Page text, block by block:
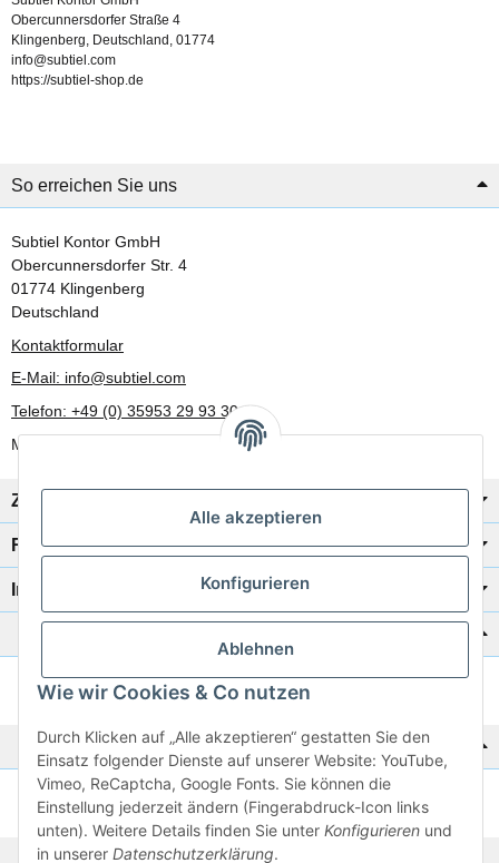
Alle akzeptieren
Konfigurieren
Ablehnen
Wie wir Cookies & Co nutzen
Durch Klicken auf „Alle akzeptieren“ gestatten Sie den
Einsatz folgender Dienste auf unserer Website: YouTube,
Vimeo, ReCaptcha, Google Fonts. Sie können die
Einstellung jederzeit ändern (Fingerabdruck-Icon links
unten). Weitere Details finden Sie unter Konfigurieren und
in unserer Datenschutzerklärung.
Obercunnersdorfer Straße 4
Klingenberg, Deutschland, 01774
info@subtiel.com
https://subtiel-shop.de
So erreichen Sie uns
Subtiel Kontor GmbH
Obercunnersdorfer Str. 4
01774 Klingenberg
Deutschland
Kontaktformular
E-Mail: info@subtiel.com
Telefon: +49 (0) 35953 29 93 30
Mo-Fr: 8:00 Uhr - 17:00 Uhr
Zahlung/Versand
Rechtliches
Informationen
Zur Schnellbestellung
Noch kein Katalog?
Preisliste anschauen
© 2026 subtiel-shop.de